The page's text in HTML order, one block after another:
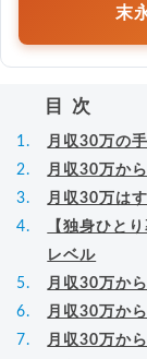
末
目次
月収30万の
月収30万か
月収30万は
【独身ひと
レベル
月収30万か
月収30万か
月収30万か